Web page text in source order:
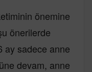
önemine
önerilerde
ay sadece anne
devam, anne